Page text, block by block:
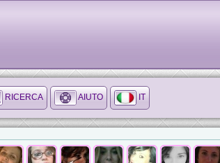
RICERCA AIUTO IT